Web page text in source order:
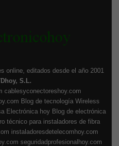
online, editados desde el año 2001
S.L.
cablesyconectoreshoy.com
Blog de tecnología Wireless
Electrónica hoy Blog de electrónica
técnico para instaladores de fibra
instaladoresdetelecomhoy.com
seguridadprofesionalhoy.com